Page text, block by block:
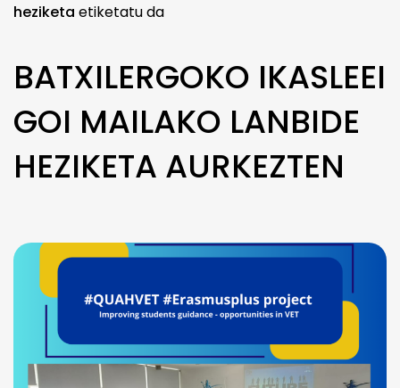
heziketa etiketatu da
BATXILERGOKO IKASLEEI
GOI MAILAKO LANBIDE
HEZIKETA AURKEZTEN